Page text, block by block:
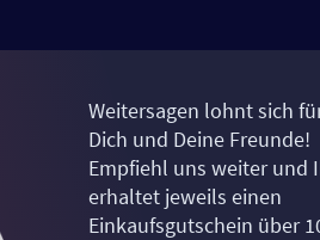
Weitersagen lohnt sich
Dich und Deine Freunde!
Empfiehl uns weiter und
erhaltet jeweils einen
Einkaufsgutschein über